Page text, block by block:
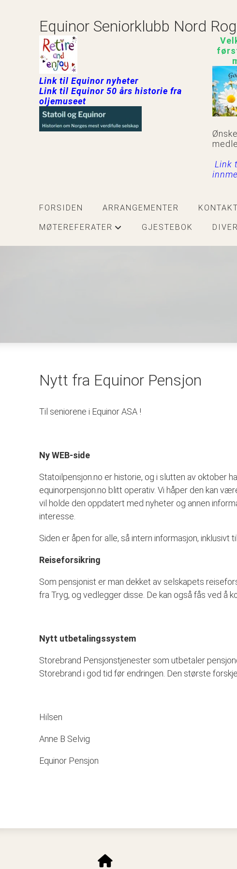
Equinor Seniorklubb Nord
Link til Equinor nyheter
Link til Equinor 50 års historie fra
oljemuseet
Link
FORSIDEN ARRANGEMENTER
MØTEREFERATER GJESTEBOK
Nytt fra Equinor Pensjon
Til seniorene i Equinor ASA !
Ny WEB-side
Statoilpensjon.no er historie, og i slutten av oktober
equinorpensjon.no blitt operativ. Vi håper den kan
vil holde den oppdatert med nyheter og annen
interesse.
Siden er åpen for alle, så intern informasjon,
Reiseforsikring
Som pensjonist er man dekket av selskapets
fra Tryg, og vedlegger disse. De kan også fås ved å
Nytt utbetalingssystem
Storebrand Pensjonstjenester som utbetaler
Storebrand i god tid før endringen. Den største
Hilsen
Anne B Selvig
Equinor Pensjon